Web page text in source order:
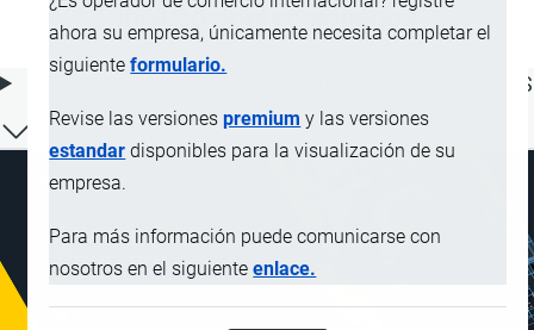
ahora su empresa, únicamente necesita completar el
siguienteformulario.
Revise las versionespremium y las versiones
estandar disponibles para la visualización de su
empresa.
Para más información puede comunicarse con
nosotros en el siguienteenlace.
incluso confeccionados
ÍNDICE DE CONTENIDOS